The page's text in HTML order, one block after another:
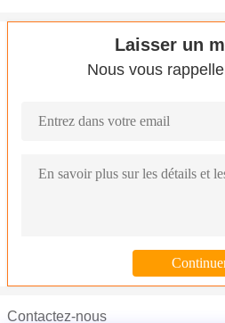
Laisser un
Nous vous
Contactez-nous